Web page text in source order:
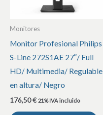
Monitores
Monitor Profesional Philips
S-Line 272S1AE 27″/ Full
HD/ Multimedia/ Regulable
en altura/ Negro
176,50€ 21% IVA incluido